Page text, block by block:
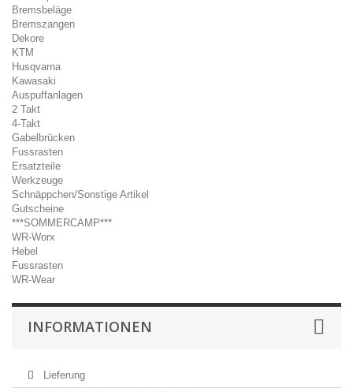
Bremsbeläge
Bremszangen
Dekore
KTM
Husqvarna
Kawasaki
Auspuffanlagen
2 Takt
4-Takt
Gabelbrücken
Fussrasten
Ersatzteile
Werkzeuge
Schnäppchen/Sonstige Artikel
Gutscheine
***SOMMERCAMP***
WR-Worx
Hebel
Fussrasten
WR-Wear
INFORMATIONEN
Lieferung